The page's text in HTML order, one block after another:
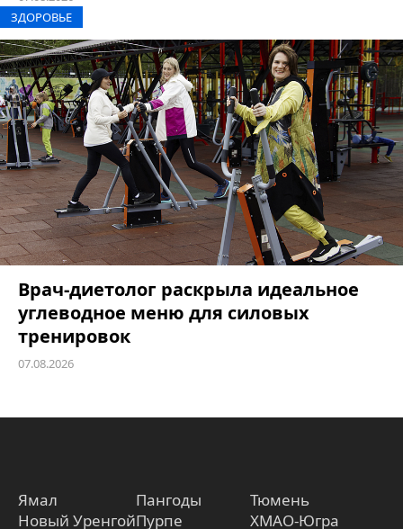
ЗДОРОВЬЕ
Врач-диетолог раскрыла идеальное
углеводное меню для силовых
тренировок
07.08.2026
Ямал
Новый Уренгой
Пангоды
Пурпе
Тюмень
ХМАО-Югра